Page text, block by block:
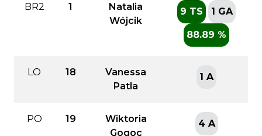
BR2 1
Natalia
Wójcik
9 TS 1 GA
88.89 %
LO 18
Vanessa
Patla
1 A
PO 19
Wiktoria
Gogoc
4 A